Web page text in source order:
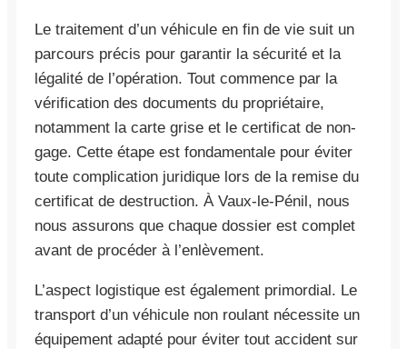
Le traitement d’un véhicule en fin de vie suit un
parcours précis pour garantir la sécurité et la
légalité de l’opération. Tout commence par la
vérification des documents du propriétaire,
notamment la carte grise et le certificat de non-
gage. Cette étape est fondamentale pour éviter
toute complication juridique lors de la remise du
certificat de destruction. À Vaux-le-Pénil, nous
nous assurons que chaque dossier est complet
avant de procéder à l’enlèvement.
L’aspect logistique est également primordial. Le
transport d’un véhicule non roulant nécessite un
équipement adapté pour éviter tout accident sur